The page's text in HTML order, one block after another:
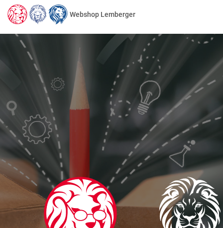
Webshop Lemberger